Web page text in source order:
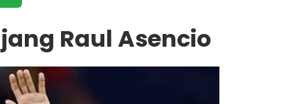
Raul Asencio